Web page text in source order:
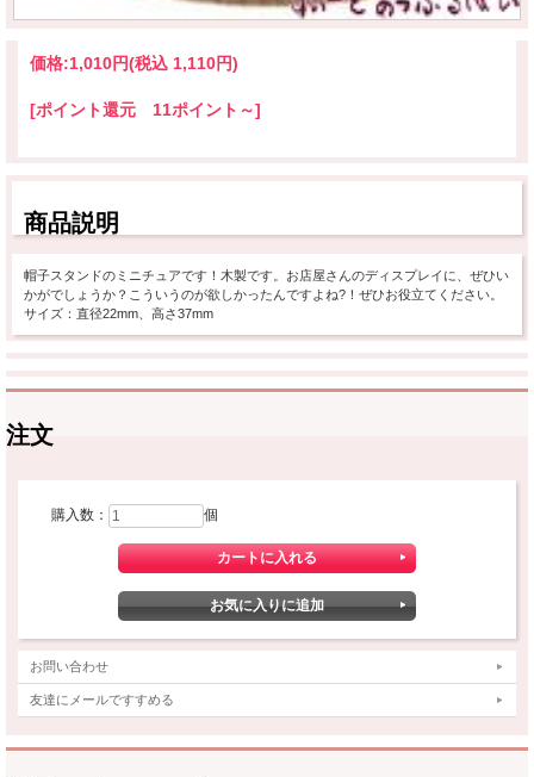
価格:1,010円(税込 1,110円)
[ポイント還元 11ポイント～]
商品説明
帽子スタンドのミニチュアです！木製です。お店屋さんのディスプレイに、ぜひい
かがでしょうか？こういうのが欲しかったんですよね?！ぜひお役立てください。
サイズ：直径22mm、高さ37mm
注文
購入数： 個
お問い合わせ
友達にメールですすめる